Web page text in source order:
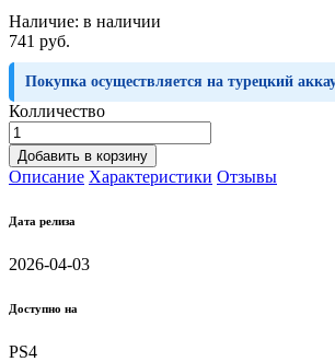
Наличие: в наличии
741 руб.
Покупка осуществляется на турецкий
Колличество
Добавить в корзину
Описание Характеристики Отзывы
Дата релиза
2026-04-03
Доступно на
PS4